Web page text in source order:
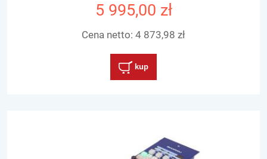
5 995,00 zł
Cena netto: 4 873,98 zł
kup